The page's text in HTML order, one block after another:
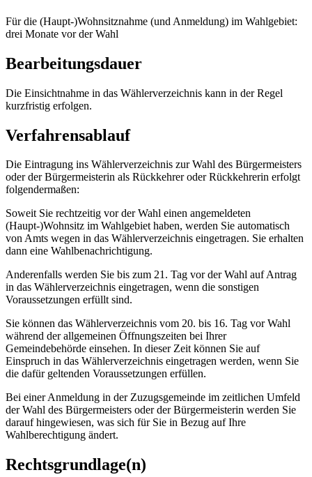
Für die (Haupt-)Wohnsitznahme (und Anmeldung) im Wahlgebiet:
drei Monate vor der Wahl
Bearbeitungsdauer
Die Einsichtnahme in das Wählerverzeichnis kann in der Regel
kurzfristig erfolgen.
Verfahrensablauf
Die Eintragung ins Wählerverzeichnis zur Wahl des Bürgermeisters
oder der Bürgermeisterin als Rückkehrer oder Rückkehrerin erfolgt
folgendermaßen:
Soweit Sie rechtzeitig vor der Wahl einen angemeldeten
(Haupt-)Wohnsitz im Wahlgebiet haben, werden Sie automatisch
von Amts wegen in das Wählerverzeichnis eingetragen. Sie erhalten
dann eine Wahlbenachrichtigung.
Anderenfalls werden Sie bis zum 21. Tag vor der Wahl auf Antrag
in das Wählerverzeichnis eingetragen, wenn die sonstigen
Voraussetzungen erfüllt sind.
Sie können das Wählerverzeichnis vom 20. bis 16. Tag vor Wahl
während der allgemeinen Öffnungszeiten bei Ihrer
Gemeindebehörde einsehen. In dieser Zeit können Sie auf
Einspruch in das Wählerverzeichnis eingetragen werden, wenn Sie
die dafür geltenden Voraussetzungen erfüllen.
Bei einer Anmeldung in der Zuzugsgemeinde im zeitlichen Umfeld
der Wahl des Bürgermeisters oder der Bürgermeisterin werden Sie
darauf hingewiesen, was sich für Sie in Bezug auf Ihre
Wahlberechtigung ändert.
Rechtsgrundlage(n)